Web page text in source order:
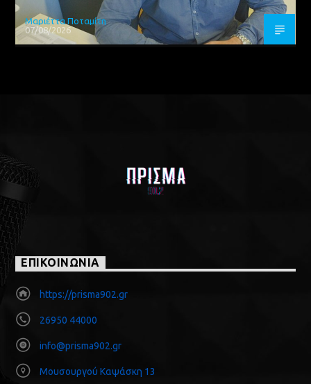
Μαριέττα Ποταμίτη
07/08/2026
ΕΠΙΚΟΙΝΩΝΙΑ
https://prisma902.gr
26950 44000
info@prisma902.gr
Μουσουργού Καψάσκη 13